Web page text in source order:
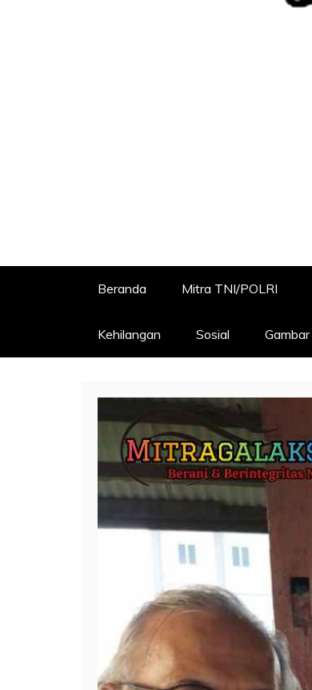
Beranda Mitra TNI/POLRI
Kehilangan Sosial Gambar